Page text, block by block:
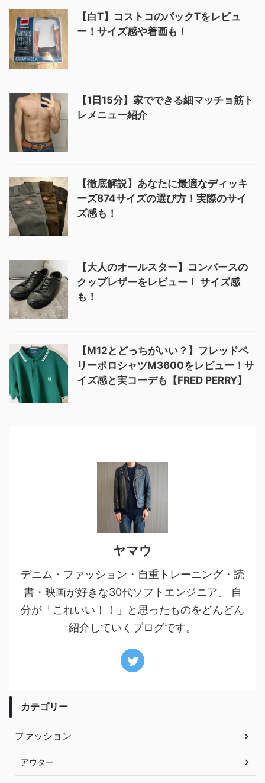
【白T】コストコのパックTをレビュ
ー！サイズ感や着画も！
【1日15分】家でできる細マッチョ筋ト
レメニュー紹介
【徹底解説】あなたに最適なディッキ
ーズ874サイズの選び方！実際のサイ
ズ感も！
【大人のオールスター】コンバースの
クップレザーをレビュー！ サイズ感
も！
【M12とどっちがいい？】フレッドペ
リーポロシャツM3600をレビュー！サ
イズ感と実コーデも【FRED PERRY】
ヤマウ
デニム・ファッション・自重トレーニング・読
書・映画が好きな30代ソフトエンジニア。 自
分が「これいい！！」と思ったものをどんどん
紹介していくブログです。
カテゴリー
ファッション
アウター